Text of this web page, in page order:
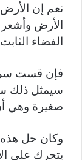
نعم إن
الأرض وأشعر
الفضاء
فإن قست
سيمثل ذلك
صغيرة وهي
وكان حل
يتحرك على